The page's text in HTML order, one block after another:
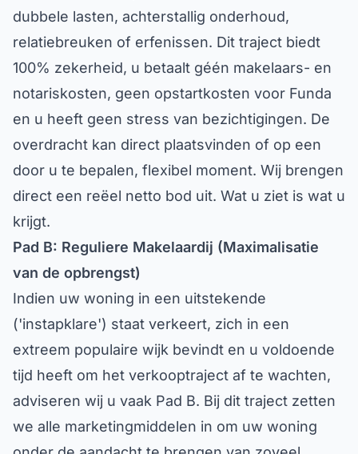
dubbele lasten, achterstallig onderhoud,
relatiebreuken of erfenissen. Dit traject biedt
100% zekerheid, u betaalt géén makelaars- en
notariskosten, geen opstartkosten voor Funda
en u heeft geen stress van bezichtigingen. De
overdracht kan direct plaatsvinden of op een
door u te bepalen, flexibel moment. Wij brengen
direct een reëel netto bod uit. Wat u ziet is wat u
krijgt.
Pad B: Reguliere Makelaardij (Maximalisatie
van de opbrengst)
Indien uw woning in een uitstekende
('instapklare') staat verkeert, zich in een
extreem populaire wijk bevindt en u voldoende
tijd heeft om het verkooptraject af te wachten,
adviseren wij u vaak Pad B. Bij dit traject zetten
we alle marketingmiddelen in om uw woning